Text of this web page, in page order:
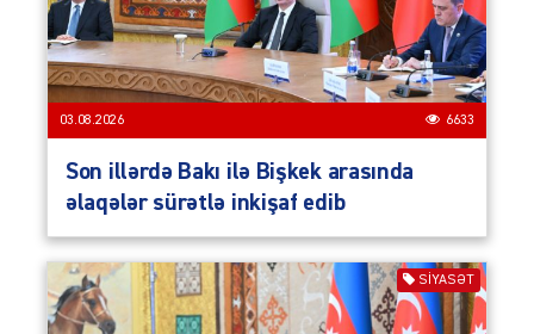
03.08.2026 6633
Son illərdə Bakı ilə Bişkek arasında
əlaqələr sürətlə inkişaf edib
SIYASƏT